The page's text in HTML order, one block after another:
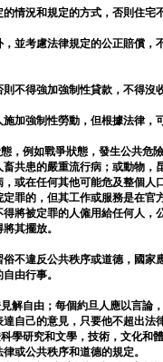
的情況和規定的方式，否則住宅
，並考慮法律規定的公正賠償，
則不得強加強制性貸款，不得沒
施加強制性勞動，但根據法律，
，例如戰爭狀態，發生公共危
畜共患的嚴重流行病；或動物，
或在任何其他可能危及整個人
定罪的，但其工作或服務是在官
得將被定罪的人僱用給任何人，
其擺放。
俗不違反公共秩序或道德，國家
由行事。
解自由；每個約旦人應以言論
自己的意見，只要他不超出法
學研究和文學，技術，文化和
或公共秩序和道德的規定。